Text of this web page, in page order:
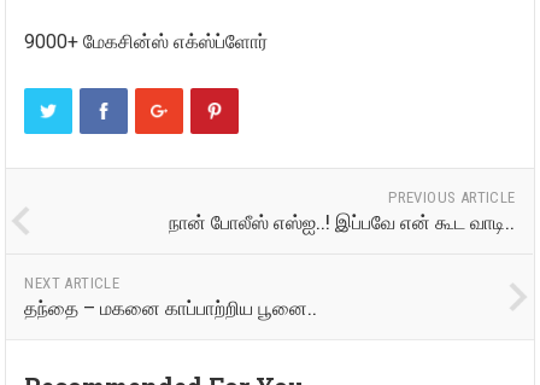
9000+ மேகசின்ஸ் எக்ஸ்ப்ளோர்
PREVIOUS ARTICLE
நான் போலீஸ் எஸ்ஐ..! இப்பவே என் கூட வாடி..
NEXT ARTICLE
தந்தை – மகனை காப்பாற்றிய பூனை..